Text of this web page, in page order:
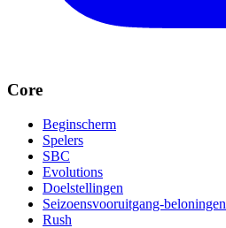
Core
Beginscherm
Spelers
SBC
Evolutions
Doelstellingen
Seizoensvooruitgang-beloningen
Rush